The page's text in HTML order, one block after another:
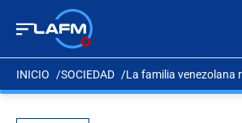
INICIO SOCIEDAD La familia venezolana